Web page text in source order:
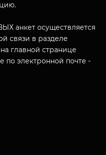
анкет осуществляется
связи в разделе
главной странице
по электронной почте -